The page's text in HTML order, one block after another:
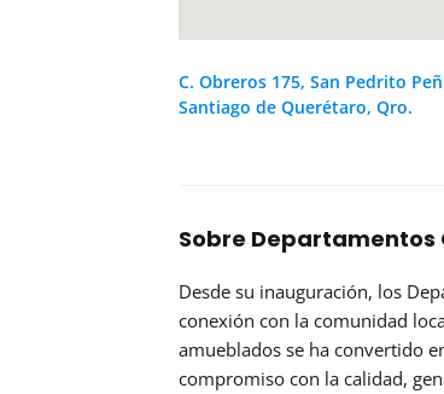
C. Obreros 175, San Pedrito
Santiago de Querétaro, Qro.
Sobre Departamentos
Desde su inauguración, los
conexión con la comunidad
amueblados se ha convertido
compromiso con la calidad,